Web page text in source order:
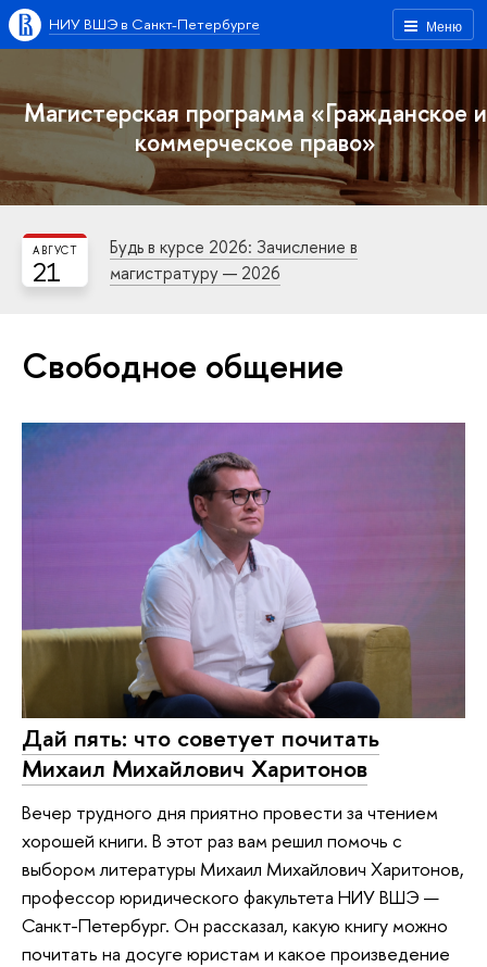
Меню
НИУ ВШЭ в Санкт-Петербурге
Магистерская программа «Гражданское и
коммерческое право»
21
АВГУСТ
Будь в курсе 2026: Зачисление в
магистратуру — 2026
Свободное общение
Дай пять: что советует почитать
Михаил Михайлович Харитонов
Вечер трудного дня приятно провести за чтением
хорошей книги. В этот раз вам решил помочь с
выбором литературы Михаил Михайлович Харитонов,
профессор юридического факультета НИУ ВШЭ —
Санкт-Петербург. Он рассказал, какую книгу можно
почитать на досуге юристам и какое произведение